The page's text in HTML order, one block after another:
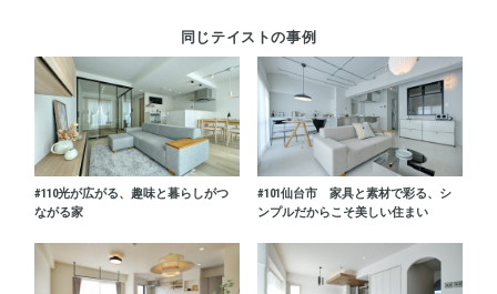
同じテイストの事例
#110光が広がる、趣味と暮らしがつ
ながる家
#101仙台市 家具と素材で彩る、シ
ンプルだからこそ美しい住まい